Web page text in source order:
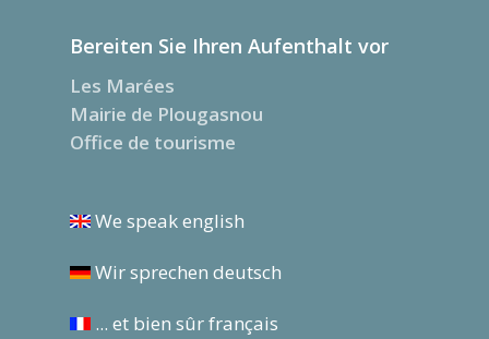
Bereiten Sie Ihren Aufenthalt vor
Les Marées
Mairie de Plougasnou
Office de tourisme
We speak english
Wir sprechen deutsch
... et bien sûr français